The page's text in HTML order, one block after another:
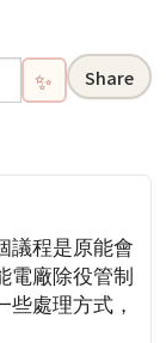
✨ Share
議程是原能會
電廠除役管制
處理方式，